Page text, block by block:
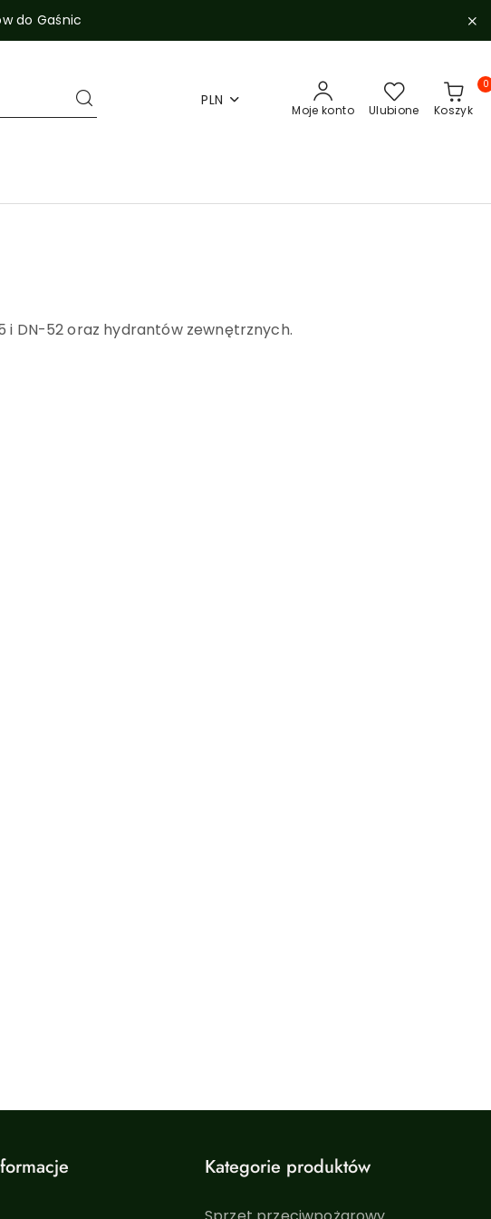
do Gaśnic
PLN
Moje konto Ulubione Koszyk
0
DN-52 oraz hydrantów zewnętrznych.
Kategorie produktów